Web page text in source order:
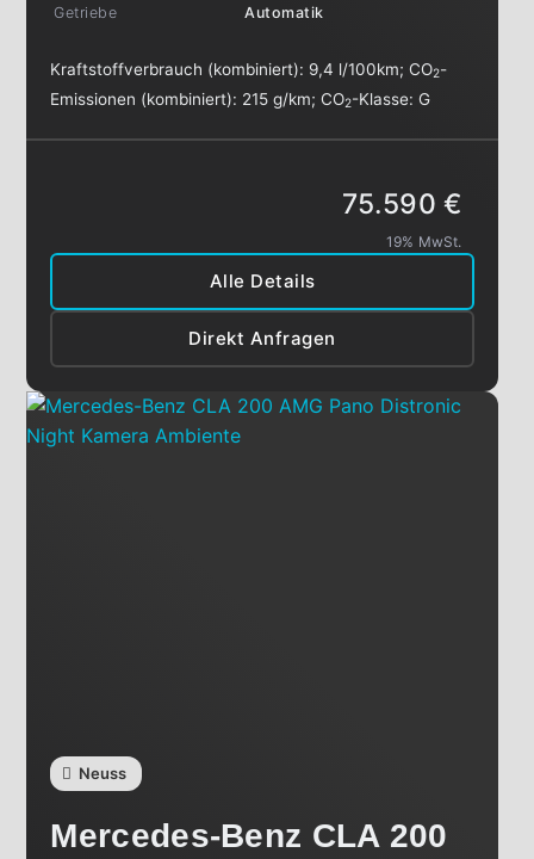
Getriebe
Automatik
Kraftstoffverbrauch (kombiniert): 9,4 l/100km;CO2-
Emissionen (kombiniert): 215 g/km;CO2-Klasse:G
Alle Details
Direkt Anfragen
75.590 €
19% MwSt.
Neuss
Mercedes-Benz CLA 200